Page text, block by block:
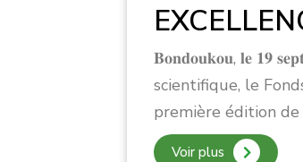
𝐁𝐨𝐧𝐝𝐨𝐮𝐤𝐨𝐮, 𝐥𝐞 𝟏𝟗
scientifique, le
première édition de
Voir plus